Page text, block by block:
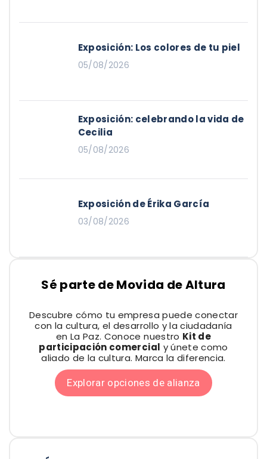
Exposición: Los colores de tu piel
05/08/2026
Exposición: celebrando la vida de
Cecilia
05/08/2026
Exposición de Érika García
03/08/2026
Sé parte de Movida de Altura
Descubre cómo tu empresa puede conectar
con la cultura, el desarrollo y la ciudadanía
en La Paz. Conoce nuestro Kit de
participación comercial y únete como
aliado de la cultura. Marca la diferencia.
Explorar opciones de alianza